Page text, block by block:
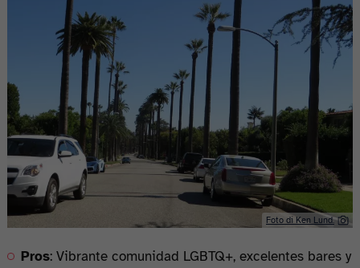
Foto di Ken Lund.
Pros: Vibrante comunidad LGBTQ+, excelentes bares y